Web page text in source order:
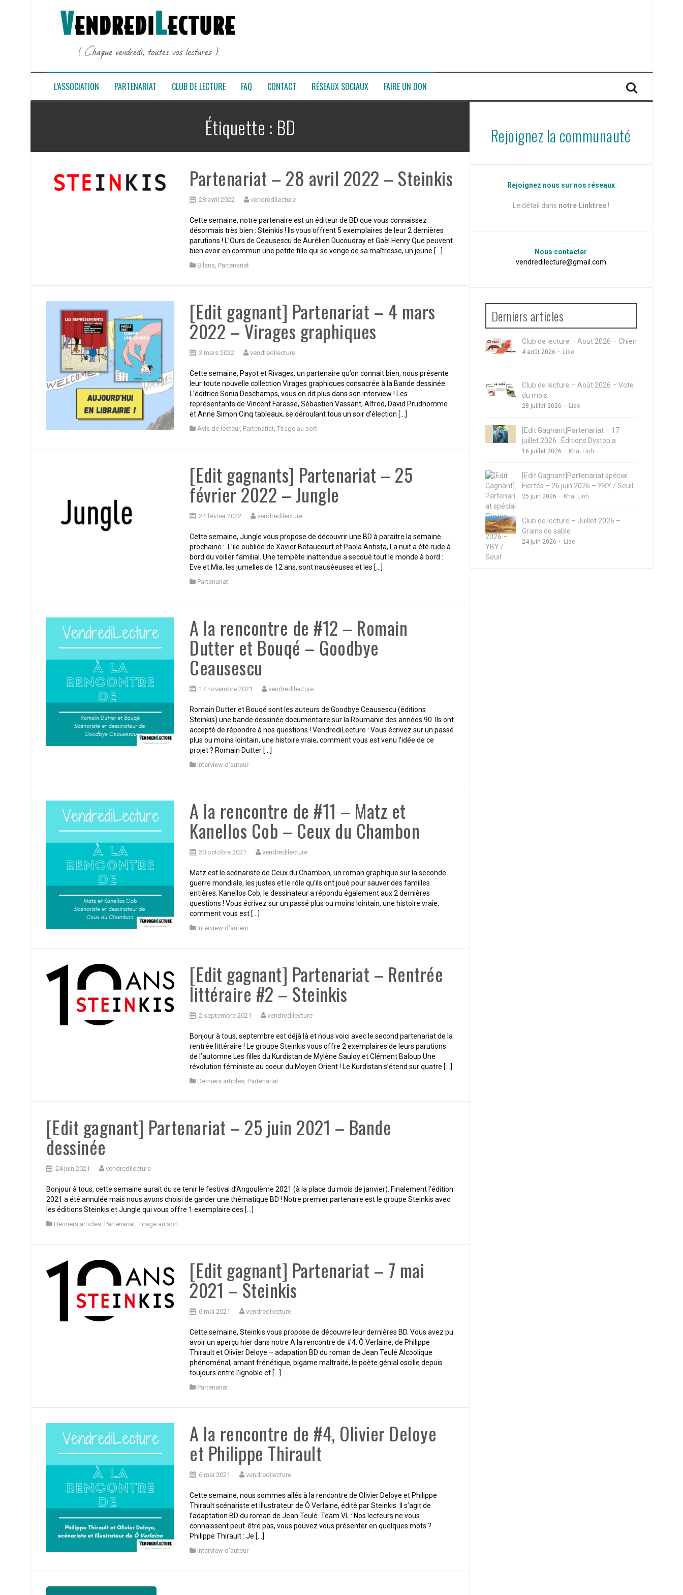
L’ASSOCIATION PARTENARIAT CLUB DE LECTURE FAQ CONTACT RÉSEAUX SOCIAUX FAIRE UN DON
Étiquette : BD
Partenariat – 28 avril 2022 – Steinkis
28 avril 2022 vendredilecture
Cette semaine, notre partenaire est un éditeur de BD que vous connaissez
désormais très bien : Steinkis ! Ils vous offrent 5 exemplaires de leur 2 dernières
parutions ! L’Ours de Ceausescu de Aurélien Ducoudray et Gaël Henry Que peuvent
bien avoir en commun une petite fille qui se venge de sa maîtresse, un jeune […]
Bilans, Partenariat
[Edit gagnant] Partenariat – 4 mars
2022 – Virages graphiques
3 mars 2022 vendredilecture
Cette semaine, Payot et Rivages, un partenaire qu’on connait bien, nous présente
leur toute nouvelle collection Virages graphiques consacrée à la Bande dessinée.
L’éditrice Sonia Deschamps, vous en dit plus dans son interview ! Les
représentants de Vincent Farasse, Sébastien Vassant, Alfred, David Prudhomme
et Anne Simon Cinq tableaux, se déroulant tous un soir d’élection […]
Avis de lecteur, Partenariat,Tirage au sort
[Edit gagnants] Partenariat – 25
février 2022 – Jungle
24 février 2022 vendredilecture
Cette semaine, Jungle vous propose de découvrir une BD à paraitre la semaine
prochaine : L’ile oubliée de Xavier Betaucourt et Paola Antista, La nuit a été rude à
bord du voilier familial. Une tempête inattendue a secoué tout le monde à bord :
Eve et Mia, les jumelles de 12 ans, sont nauséeuses et les […]
Partenariat
A la rencontre de #12 – Romain
Dutter et Bouqé – Goodbye
Ceausescu
17 novembre 2021 vendredilecture
Romain Dutter et Bouqé sont les auteurs de Goodbye Ceausescu (éditions
Steinkis) une bande dessinée documentaire sur la Roumanie des années 90. Ils ont
accepté de répondre à nos questions ! VendrediLecture : Vous écrivez sur un passé
plus ou moins lointain, une histoire vraie, comment vous est venu l’idée de ce
projet ? Romain Dutter […]
Interview d'auteur
A la rencontre de #11 – Matz et
Kanellos Cob – Ceux du Chambon
20 octobre 2021 vendredilecture
Matz est le scénariste de Ceux du Chambon, un roman graphique sur la seconde
guerre mondiale, les justes et le rôle qu’ils ont joué pour sauver des familles
entières. Kanellos Cob, le dessinateur a répondu également aux 2 dernières
questions ! Vous écrivez sur un passé plus ou moins lointain, une histoire vraie,
comment vous est […]
Interview d'auteur
[Edit gagnant] Partenariat – Rentrée
littéraire #2 – Steinkis
2 septembre 2021 vendredilecture
Bonjour à tous, septembre est déjà là et nous voici avec le second partenariat de la
rentrée littéraire ! Le groupe Steinkis vous offre 2 exemplaires de leurs parutions
de l’automne Les filles du Kurdistan de Mylène Sauloy et Clément Baloup Une
révolution féministe au coeur du Moyen Orient ! Le Kurdistan s’étend sur quatre […]
Derniers articles, Partenariat
[Edit gagnant] Partenariat – 25 juin 2021 – Bande
dessinée
24 juin 2021 vendredilecture
Bonjour à tous, cette semaine aurait du se tenir le festival d’Angoulème 2021 (à la place du mois de janvier). Finalement l’édition
2021 a été annulée mais nous avons choisi de garder une thématique BD ! Notre premier partenaire est le groupe Steinkis avec
les éditions Steinkis et Jungle qui vous offre 1 exemplaire des […]
Derniers articles, Partenariat, Tirage au sort
[Edit gagnant] Partenariat – 7 mai
2021 – Steinkis
6 mai 2021 vendredilecture
Cette semaine, Steinkis vous propose de découvre leur dernières BD. Vous avez pu
avoir un aperçu hier dans notre A la rencontre de #4. Ô Verlaine, de Philippe
Thirault et Olivier Deloye – adapation BD du roman de Jean Teulé Alcoolique
phénoménal, amant frénétique, bigame maltraité, le poète génial oscille depuis
toujours entre l’ignoble et […]
Partenariat
A la rencontre de #4, Olivier Deloye
et Philippe Thirault
6 mai 2021 vendredilecture
Cette semaine, nous sommes allés à la rencontre de Olivier Deloye et Philippe
Thirault scénariste et illustrateur de Ô Verlaine, édité par Steinkis. Il s’agit de
l’adaptation BD du roman de Jean Teulé. Team VL : Nos lecteurs ne vous
connaissent peut-être pas, vous pouvez vous présenter en quelques mots ?
Philippe Thirault : Je […]
Interview d'auteur
Rejoignez la communauté
Rejoignez nous sur nos réseaux
Le détail dans notre Linktree!
Nous contacter
vendredilecture@gmail.com
Derniers articles
Club de lecture – Aout 2026 – Chien
4 août 2026 Lise
Club de lecture – Août 2026 – Vote
du mois
28 juillet 2026 Lise
[Edit Gagnant]Partenariat – 17
juillet 2026 : Éditions Dystopia
16 juillet 2026 Khai Linh
[Edit Gagnant]Partenariat spécial
Fiertés – 26 juin 2026 – YBY / Seuil
25 juin 2026 Khai Linh
Club de lecture – Juillet 2026 –
Grains de sable
24 juin 2026 Lise